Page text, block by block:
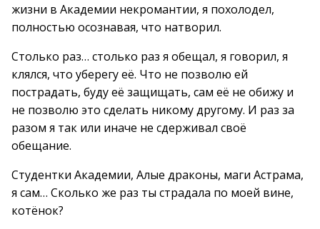
жизни в Академии некромантии, я похолодел,
полностью осознавая, что натворил.
Столько раз… столько раз я обещал, я говорил, я
клялся, что уберегу её. Что не позволю ей
пострадать, буду её защищать, сам её не обижу и
не позволю это сделать никому другому. И раз за
разом я так или иначе не сдерживал своё
обещание.
Студентки Академии, Алые драконы, маги Астрама,
я сам… Сколько же раз ты страдала по моей вине,
котёнок?